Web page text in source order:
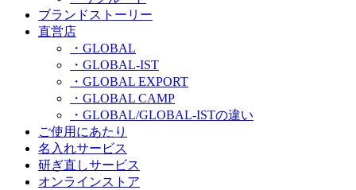
ブランドストーリー
直営店
・GLOBAL
・GLOBAL-IST
・GLOBAL EXPORT
・GLOBAL CAMP
・GLOBAL/GLOBAL-ISTの違い
ご使用にあたり
名入れサービス
研ぎ直しサービス
オンラインストア